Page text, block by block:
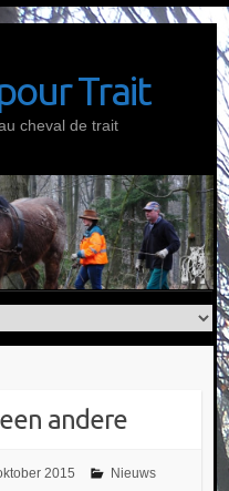
Trait
cheval de trait
andere
2015 Nieuws